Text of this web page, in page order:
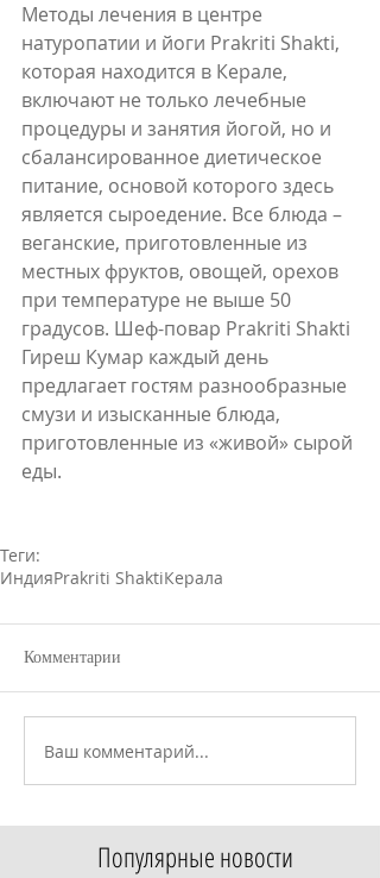
Методы лечения в центре
натуропатии и йоги Prakriti Shakti,
которая находится в Керале,
включают не только лечебные
процедуры и занятия йогой, но и
сбалансированное диетическое
питание, основой которого здесь
является сыроедение. Все блюда –
веганские, приготовленные из
местных фруктов, овощей, орехов
при температуре не выше 50
градусов. Шеф-повар Prakriti Shakti
Гиреш Кумар каждый день
предлагает гостям разнообразные
смузи и изысканные блюда,
приготовленные из «живой» сырой
еды.
Теги:
ИндияPrakriti ShaktiКерала
Комментарии
Ваш комментарий...
Популярные новости